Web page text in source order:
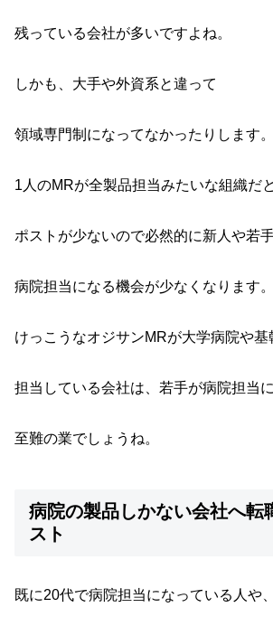
残っている会社が多いですよね。
しかも、大手や外資系と違って
領域専門制になってなかったりします。
1人のMRが全製品担当みたいな組織だと
ポストが少ないので必然的に新人や若
病院担当になる機会が少なくなります。
けっこうなオジサンMRが大学病院や基
担当している会社は、若手が病院担当
至難の業でしょうね。
病院の製品しかない会社へ転
スト
既に20代で病院担当になっている人や